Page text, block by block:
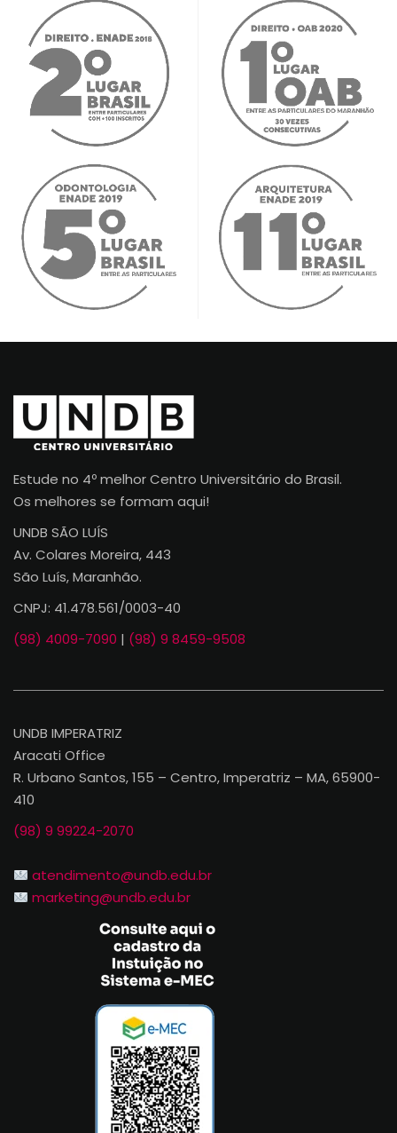
Estude no 4º melhor Centro Universitário do Brasil.
Os melhores se formam aqui!
UNDB SÃO LUÍS
Av. Colares Moreira, 443
São Luís, Maranhão.
CNPJ: 41.478.561/0003-40
(98) 4009-7090 | (98) 9 8459-9508
UNDB IMPERATRIZ
Aracati Office
R. Urbano Santos, 155 – Centro, Imperatriz – MA, 65900-
410
(98) 9 99224-2070
atendimento@undb.edu.br
marketing@undb.edu.br